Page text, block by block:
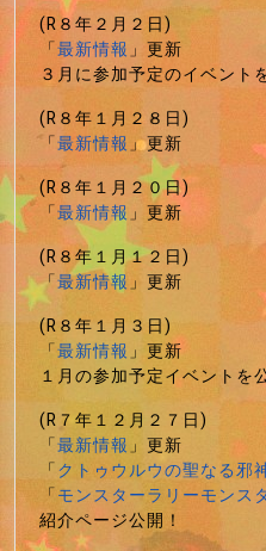
(R８年２月２日)
「最新情報」更新
３月に参加予定のイベント
(R８年１月２８日)
「最新情報」更新
(R８年１月２０日)
「最新情報」更新
(R８年１月１２日)
「最新情報」更新
(R８年１月３日)
「最新情報」更新
１月の参加予定イベントを
(R７年１２月２７日)
「最新情報」更新
「クトゥウルウの聖なる邪
「モンスターラリーモンス
紹介ページ公開！